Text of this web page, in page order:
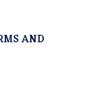
AND